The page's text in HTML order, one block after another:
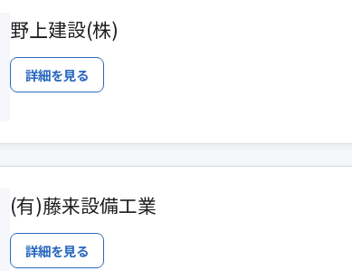
野上建設(株)
詳細を見る
(有)藤来設備工業
詳細を見る